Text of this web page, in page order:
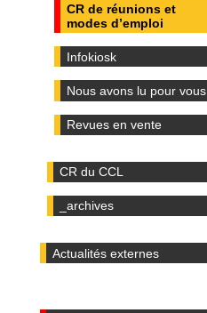
CR de réunions et
modes d’emploi
Infokiosk
Nous avons lu pour vous
Revues en vente
CR du CCL
_archives
Actualités externes